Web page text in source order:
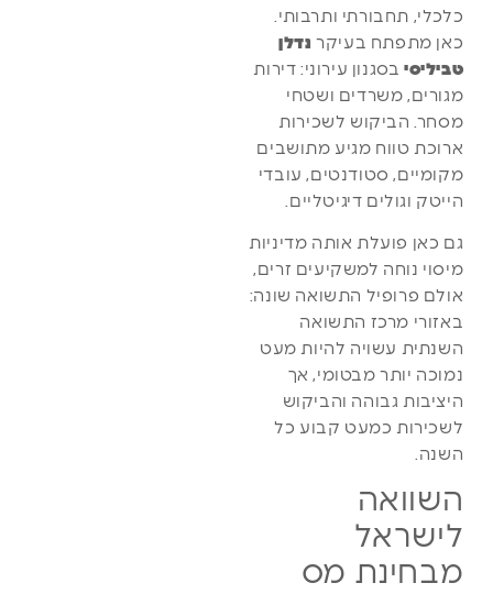
כלכלי, תחבורתי ותרבותי.
כאן מתפתח בעיקר נדלן
טביליסי בסגנון עירוני: דירות
מגורים, משרדים ושטחי
מסחר. הביקוש לשכירות
ארוכת טווח מגיע מתושבים
מקומיים, סטודנטים, עובדי
הייטק וגולים דיגיטליים.
גם כאן פועלת אותה מדיניות
מיסוי נוחה למשקיעים זרים,
אולם פרופיל התשואה שונה:
באזורי מרכז התשואה
השנתית עשויה להיות מעט
נמוכה יותר מבטומי, אך
היציבות גבוהה והביקוש
לשכירות כמעט קבוע כל
השנה.
השוואה
לישראל
מבחינת מס